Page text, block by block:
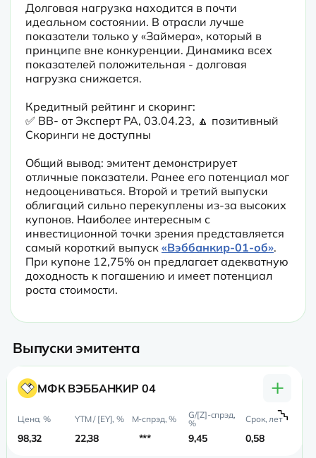
Долговая нагрузка находится в почти
идеальном состоянии. В отрасли лучше
показатели только у «Займера», который в
принципе вне конкуренции. Динамика всех
показателей положительная - долговая
нагрузка снижается.
Кредитный рейтинг и скоринг:
✅ ВB- от Эксперт РА, 03.04.23, 🔼 позитивный
Скоринги не доступны
Общий вывод: эмитент демонстрирует
отличные показатели. Ранее его потенциал мог
недооцениваться. Второй и третий выпуски
облигаций сильно перекуплены из-за высоких
купонов. Наиболее интересным с
инвестиционной точки зрения представляется
самый короткий выпуск «Вэббанкир-01-об».
При купоне 12,75% он предлагает адекватную
доходность к погашению и имеет потенциал
роста стоимости.
Выпуски эмитента
МФК ВЭББАНКИР 04 +
98,32 22,38 *** 9,45 0,58